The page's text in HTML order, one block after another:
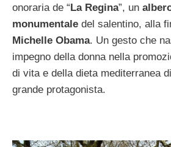
onoraria de “ La Regina”, un
monumentale del salentino, alla
Michelle Obama. Un gesto che
impegno della donna nella
di vita e della dieta mediterranea
grande protagonista.